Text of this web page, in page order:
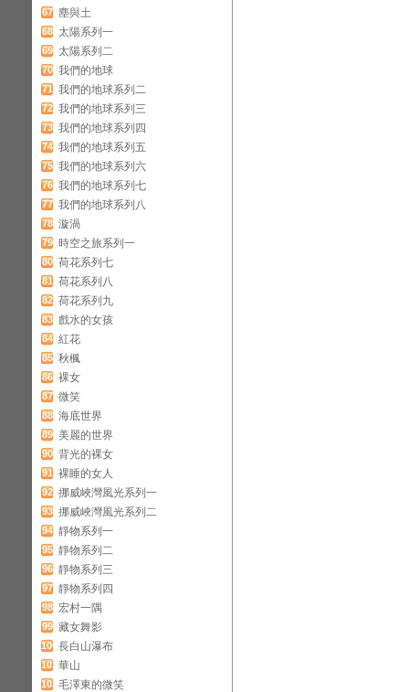
67 塵與土
68 太陽系列一
69 太陽系列二
70 我們的地球
71 我們的地球系列二
72 我們的地球系列三
73 我們的地球系列四
74 我們的地球系列五
75 我們的地球系列六
76 我們的地球系列七
77 我們的地球系列八
78 漩渦
79 時空之旅系列一
80 荷花系列七
81 荷花系列八
82 荷花系列九
83 戲水的女孩
84 紅花
85 秋楓
86 裸女
87 微笑
88 海底世界
89 美麗的世界
90 背光的裸女
91 裸睡的女人
92 挪威峽灣風光系列一
93 挪威峽灣風光系列二
94 靜物系列一
95 靜物系列二
96 靜物系列三
97 靜物系列四
98 宏村一隅
99 藏女舞影
100 長白山瀑布
101 華山
102 毛澤東的微笑